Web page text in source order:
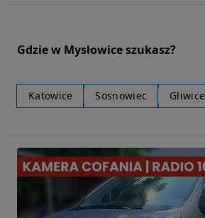
Gdzie w Mysłowice szukasz?
Katowice Sosnowiec Gliwice